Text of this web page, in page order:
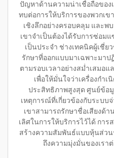
ปัญหาด้านความน่าเชื่อถือของ
ทบต่อการให้บริการของพวกเข
เชิงลึกอย่างครอบคลุม และพ
เขาจำเป็นต้องได้รับการซ่อม
เป็นประจำ ช่างเทคนิคผู้เชี่ย
รักษาที่ออกแบบมาเฉพาะมาป
ตามรอบเวลาอย่างสม่ำเสมอ
เพื่อให้มั่นใจว่าเครื่องกำ
ประสิทธิภาพสูงสุด ศูนย์ข้อ
เหตุการณ์ที่เกี่ยวข้องกับระบบ
เขาสามารถรักษาชื่อเสียงด้
เลิศในการให้บริการไว้ได้ การ
สร้างความสัมพันธ์แบบหุ้นส่วน
ถึงความมุ่งมั่นของเรา